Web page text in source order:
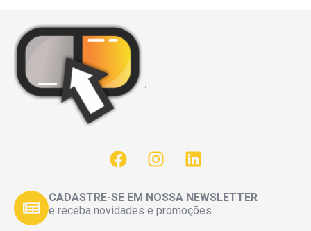
CADASTRE-SE EM NOSSA NEWSLETTER
e receba novidades e promoções